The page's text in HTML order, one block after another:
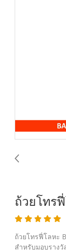
ถ้วยโทร
ถ้วยโทรฟี่โลหะ
สำหรับมอบรางวั